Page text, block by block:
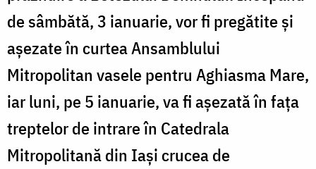
de sâmbătă, 3 ianuarie, vor fi pregătite şi
aşezate în curtea Ansamblului
Mitropolitan vasele pentru Aghiasma Mare,
iar luni, pe 5 ianuarie, va fi aşezată în faţa
treptelor de intrare în Catedrala
Mitropolitană din Iaşi crucea de